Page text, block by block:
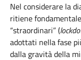
Nel considerare la
ritiene
“straordinari” (
adottati nella fase
dalla gravità della